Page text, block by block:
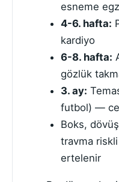
esneme
4-6. hafta:
kardiyo
6-8. hafta:
gözlük
3. ay:
futbol) —
Boks,
travma
ertelenir